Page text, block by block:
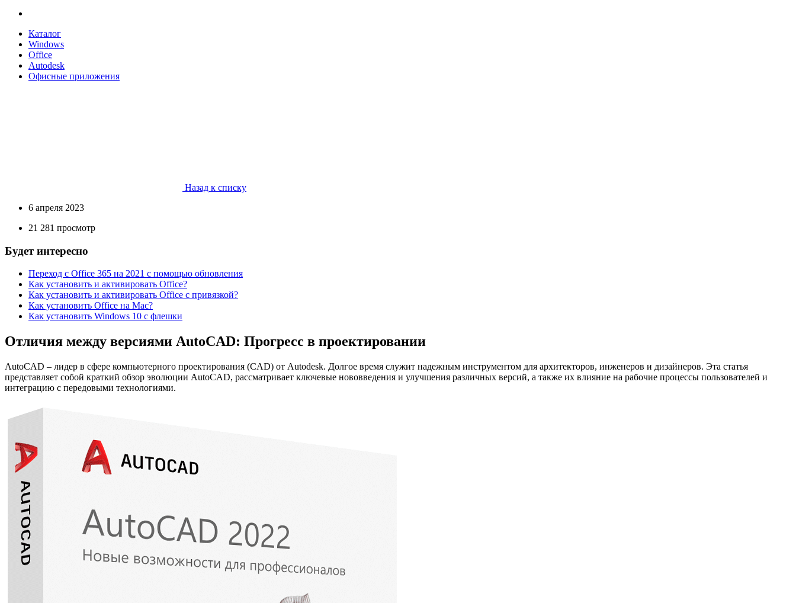
Каталог
Windows
Office
Autodesk
Офисные приложения
Назад к списку
6 апреля 2023
21 281 просмотр
Будет интересно
Переход с Office 365 на 2021 с помощью обновления
Как установить и активировать Office?
Как установить и активировать Office c привязкой?
Как установить Office на Mac?
Как установить Windows 10 с флешки
Отличия между версиями AutoCAD: Прогресс в проектировании
AutoCAD – лидер в сфере компьютерного проектирования (CAD) от Autodesk. Долгое время служит надежным инструментом для архитекторов, инженеров и дизайнеров. Эта статья
представляет собой краткий обзор эволюции AutoCAD, рассматривает ключевые нововведения и улучшения различных версий, а также их влияние на рабочие процессы пользователей и
интеграцию с передовыми технологиями.